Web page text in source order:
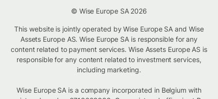
© Wise Europe SA 2026
This website is jointly operated by Wise Europe SA and Wise
Assets Europe AS. Wise Europe SA is responsible for any
content related to payment services. Wise Assets Europe AS is
responsible for any content related to investment services,
including marketing.
Wise Europe SA is a company incorporated in Belgium with